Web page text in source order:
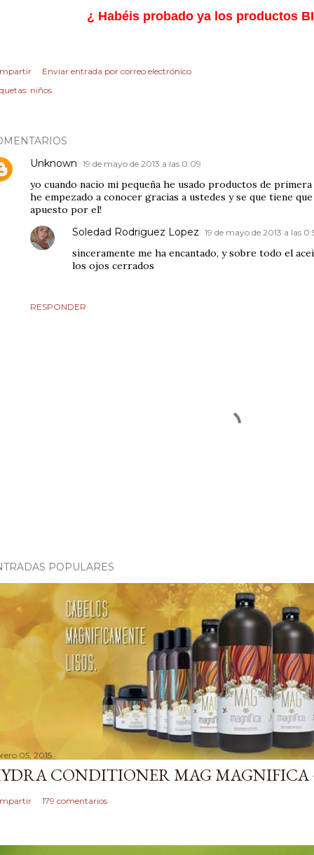
¿ Habéis probado ya los productos
Enviar entrada por correo electrónico
niños
Unknown 19 de mayo de 2013 a las 0:09
yo cuando nacio mi pequeña he usado productos de
he empezado a conocer gracias a ustedes y se que tiene
apuesto por el!
RESPONDER
Soledad Rodriguez Lopez 19 de mayo de 2013 a las
sinceramente me ha encantado, y sobre todo el
los ojos cerrados
POPULARES
05, 2015
CONDITIONER MAG MAGNIFICA
179 comentarios